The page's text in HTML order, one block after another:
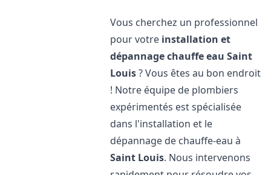
Vous cherchez un professionnel
pour votre installation et
dépannage chauffe eau Saint
Louis? Vous êtes au bon endroit
! Notre équipe de plombiers
expérimentés est spécialisée
dans l'installation et le
dépannage de chauffe-eau à
Saint Louis. Nous intervenons